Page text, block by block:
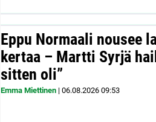
Eppu Normaali nousee
kertaa – Martti Syrjä
sitten oli”
Emma Miettinen | 06.08.2026 09:53